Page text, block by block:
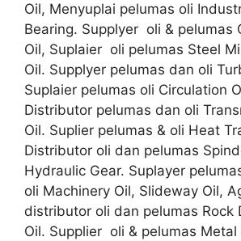
Oil, Menyuplai pelumas oli
Bearing. Supplyer oli & pelumas
Oil, Suplaier oli pelumas Steel
Oil. Supplyer pelumas dan oli
Suplaier pelumas oli Circulation
Distributor pelumas dan oli
Oil. Suplier pelumas & oli Heat
Distributor oli dan pelumas
Hydraulic Gear. Suplayer
oli Machinery Oil, Slideway Oil,
distributor oli dan pelumas Rock
Oil. Supplier oli & pelumas Metal